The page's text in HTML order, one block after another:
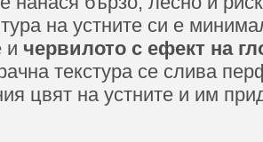
на устните си е
и червилото с ефект на
текстура се слива
цвят на устните и им